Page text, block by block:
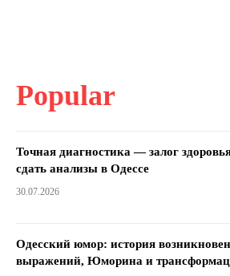
Popular
Точная диагностика — залог
сдать анализы в Одессе
30.07.2026
Одесский юмор: история
выражений, Юморина и